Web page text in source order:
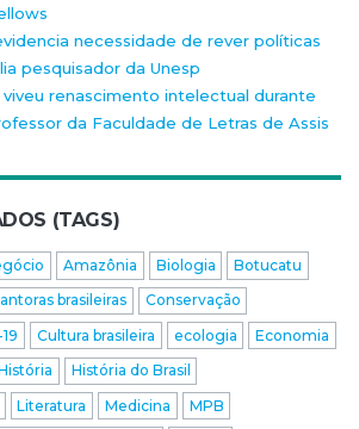
necessidade de rever políticas
pesquisador da Unesp
renascimento intelectual durante
da Faculdade de Letras de Assis
(TAGS)
Amazônia Biologia
Botucatu
brasileiras
Conservação
Cultura brasileira ecologia
Economia
História do Brasil
Literatura Medicina
MPB